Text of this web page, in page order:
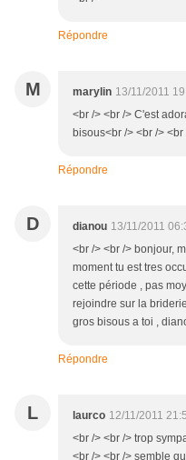
Répondre
M marylin 13/11/2011
<br /> <br /> C'est
bisous<br /> <br /> <br
Répondre
D dianou 13/11/2011
<br /> <br /> bonjour,
moment tu est tres
cette période , pas
rejoindre sur la
gros bisous a toi ,
Répondre
L laurco 12/11/2011
<br /> <br /> trop
<br /> <br /> semble